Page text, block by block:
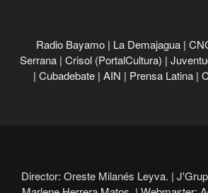
Radio Bayamo | La Demajagua |
Serrana | Crisol (PortalCultura) |
| Cubadebate | AIN | Prensa Latina |
Director: Oreste Milanés Leyva. |